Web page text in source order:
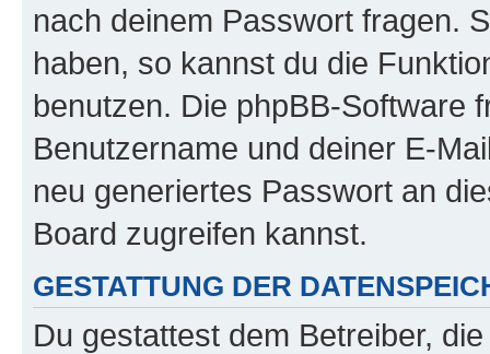
nach deinem Passwort fragen.
haben, so kannst du die
benutzen. Die phpBB-Software
Benutzername und deiner E-
neu generiertes Passwort an
Board zugreifen kannst.
GESTATTUNG DER
Du gestattest dem Betreiber,